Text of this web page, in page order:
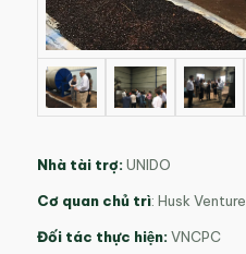
Nhà tài trợ: UNIDO
Cơ quan chủ trì: Husk Venture
Đối tác thực hiện: VNCPC